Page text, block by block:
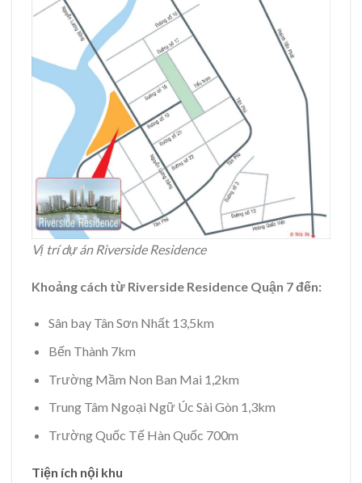
Vị trí dự án Riverside Residence
Khoảng cách từ Riverside Residence Quận 7 đến:
Sân bay Tân Sơn Nhất 13,5km
Bến Thành 7km
Trường Mầm Non Ban Mai 1,2km
Trung Tâm Ngoại Ngữ Úc Sài Gòn 1,3km
Trường Quốc Tế Hàn Quốc 700m
Tiện ích nội khu